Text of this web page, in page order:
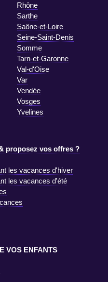
Rhône
Sarthe
Saône-et-Loire
Seine-Saint-Denis
Somme
Tarn-et-Garonne
Val-d'Oise
Var
Vendée
Vosges
Yvelines
proposez vos offres ?
les vacances d'hiver
les vacances d'été
VOS ENFANTS